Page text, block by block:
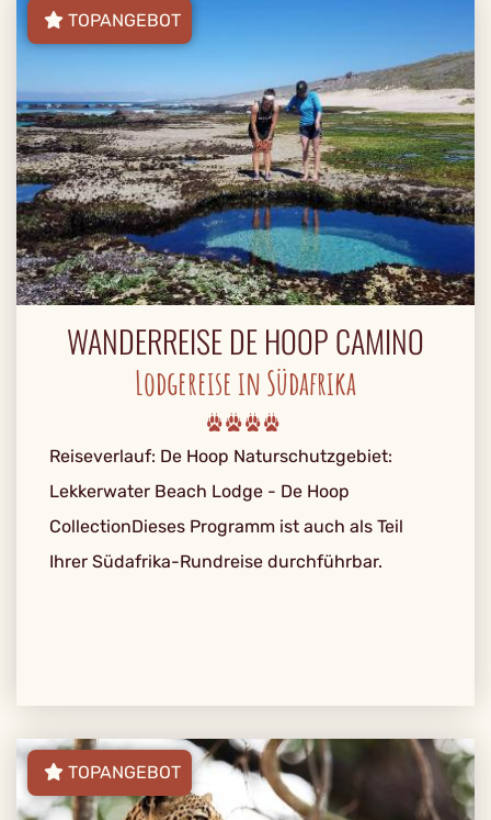
TOPANGEBOT
WANDERREISE DE HOOP CAMINO
Lodgereise in Südafrika
Reiseverlauf: De Hoop Naturschutzgebiet:
Lekkerwater Beach Lodge - De Hoop
Collection Dieses Programm ist auch als Teil
Ihrer Südafrika-Rundreise durchführbar.
TOPANGEBOT